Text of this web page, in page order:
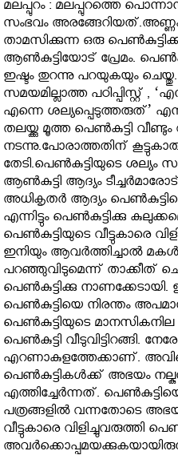
മലപ്പുറം : മലപ്പുറത്തെ
സംഭവം
താമസിക്കുന്ന ഒരു
ആണ്‍കുട്ടിയോട് പ്രേമം.
ഇഷ്ടം തുറന്നു പറയുകയും
സമയമില്ലാത്ത പഠിപ്പിസ്റ്റ് ,
എന്നെ ശല്യപ്പെടുത്തരുത്’
തലയ്ക്കു മൂത്ത പെണ്‍കുട്ടി
നടന്നു.പോരാത്തതിന്
തേടി.പെണ്‍കുട്ടിയുടെ ശല്യം
ആണ്‍കുട്ടി ആദ്യം
അധികൃതര്‍ ആദ്യം പെണ്‍കുട്ടിയെ
എന്നിട്ടും പെണ്‍കുട്ടിക്കു
പെണ്‍കുട്ടിയുടെ വീട്ടുകാരെ
ഇനിയും ആവര്‍ത്തിച്ചാല്‍
പറഞ്ഞുവിടുമെന്ന് താക്കീത്
പെണ്‍കുട്ടിക്കു നാണക്കേടായി.
പെണ്‍കുട്ടിയെ നിരന്തം
പെണ്‍കുട്ടിയുടെ മാനസികനില
പെണ്‍കുട്ടി വീടുവിട്ടിറങ്ങി.
എറണാകുളത്തേക്കാണ്.
പെണ്‍കുട്ടികള്‍ക്ക് അഭയം
എത്തിച്ചേര്‍ന്നത്.
പത്രങ്ങളില്‍ വന്നതോടെ
വീട്ടുകാരെ വിളിച്ചുവരുത്തി